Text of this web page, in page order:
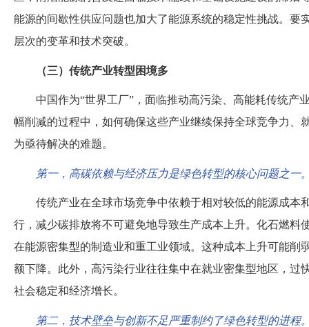
能源的间歇性供应问题也加大了能源系统的稳定性挑战。要
层次的变革和技术突破。
（三）传统产业转型困境多
中国作为“世界工厂”，面临推动高污染、高能耗传统产
幅削减的过程中，如何确保这些产业继续保持全球竞争力、
为亟待解决的难题。
第一，高碳依赖与经济压力是绿色转型的核心问题之一
传统产业在全球市场竞争中依赖于相对较低的能源成本
行，减少碳排放将不可避免地导致生产成本上升。化石燃料
在能源密集型的制造业和重工业领域。这种成本上升可能削
额下降。此外，高污染行业往往集中在就业密集型地区，过
社会稳定和经济增长。
第二，技术壁垒与创新不足严重制约了绿色转型的进程